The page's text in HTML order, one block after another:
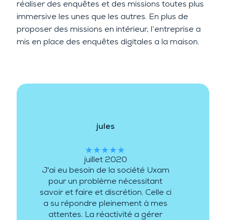
réaliser des enquêtes et des missions toutes plus
immersive les unes que les autres. En plus de
proposer des missions en intérieur, l’entreprise a
mis en place des enquêtes digitales a la maison.
jules
★★★★★
juillet 2020
J'ai eu besoin de la société Uxam
pour un problème nécessitant
savoir et faire et discrétion. Celle ci
a su répondre pleinement à mes
attentes. La réactivité a gérer